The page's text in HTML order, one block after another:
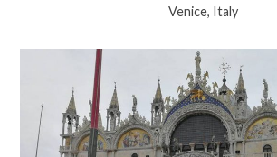
Venice, Italy